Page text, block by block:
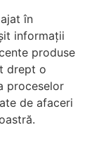
în
informații
produse
drept o
proceselor
de afaceri